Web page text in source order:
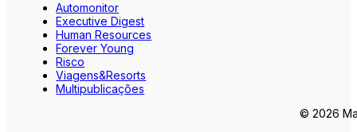
Automonitor
Executive Digest
Human Resources
Forever Young
Risco
Viagens&Resorts
Multipublicações
© 2026